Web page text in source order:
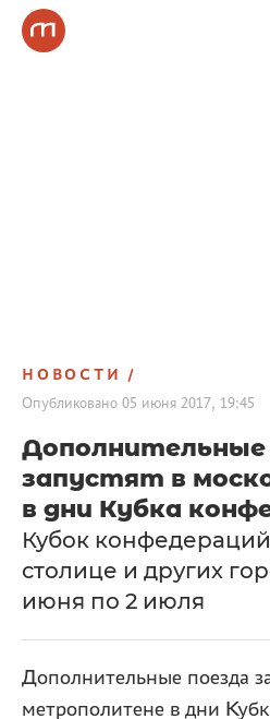
НОВОСТИ
Опубликовано 05 июня 2017, 19:45
Дополнительные
запустят в
в дни Кубка
Кубок
столице и других
июня по 2 июля
Дополнительные поезда
метрополитене в дни